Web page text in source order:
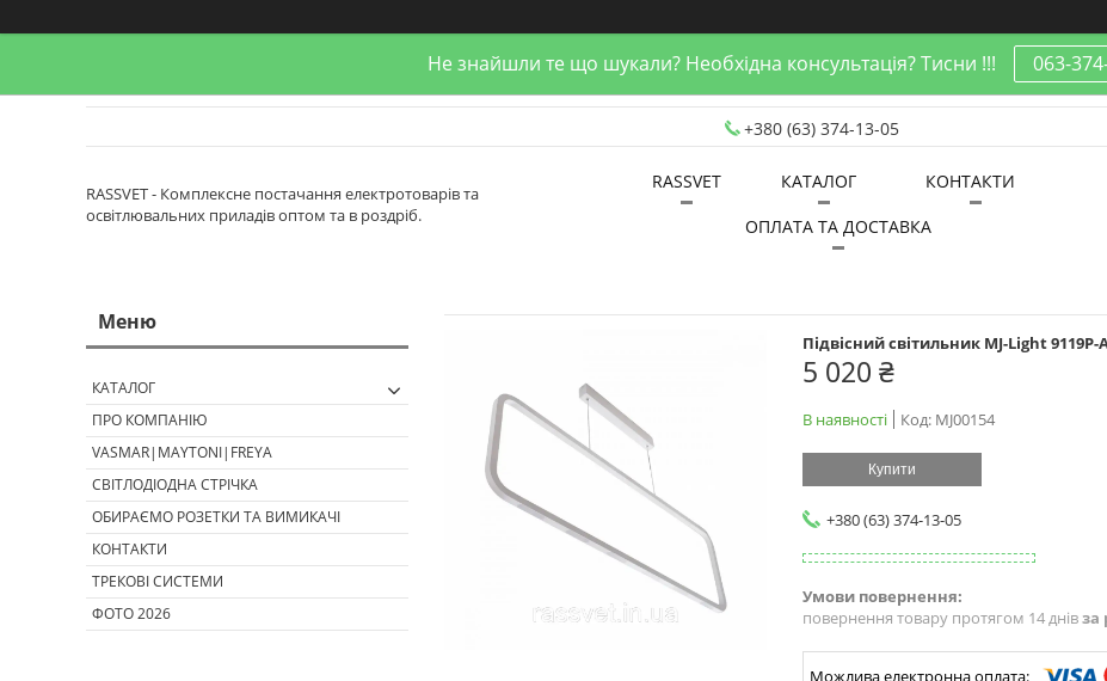
Не знайшли те що шукали? Необхідна консультація? Тисни !!! 063-
+380 (63) 374-13-05
RASSVET - Комплексне постачання електротоварів та
освітлювальних приладів оптом та в роздріб.
RASSVET КАТАЛОГ
КОНТАКТИ
ОПЛАТА ТА ДОСТАВКА
Підвісний світильник MJ-Light 9119P-
5 020 ₴
В наявності Код: MJ00154
Купити
+380 (63) 374-13-05
повернення товару протягом 14 днівза
КАТАЛОГ
ПРО КОМПАНІЮ
VASMAR|MAYTONI|FREYA
СВІТЛОДІОДНА СТРІЧКА
ОБИРАЄМО РОЗЕТКИ ТА ВИМИКАЧІ
КОНТАКТИ
ТРЕКОВІ СИСТЕМИ
ФОТО 2026